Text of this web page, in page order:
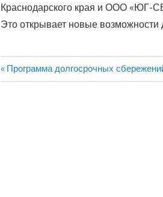
Краснодарского края и ООО «ЮГ-
Это открывает новые возможности
Навигация
Предыдущая
запись:
Программа долгосрочных